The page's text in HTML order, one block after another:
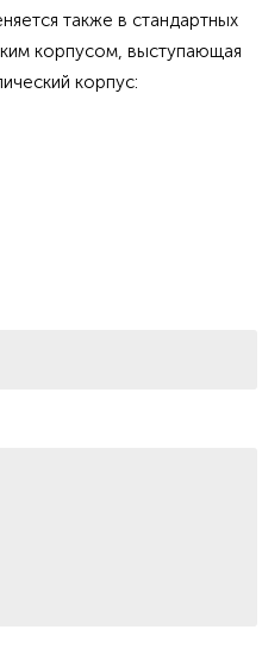
также в стандартных
корпусом, выступающая
корпус: